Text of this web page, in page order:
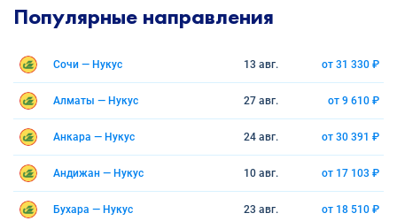
Популярные направления
Сочи — Нукус 13 авг. от 31 330 ₽
Алматы — Нукус 27 авг. от 9 610 ₽
Анкара — Нукус 24 авг. от 30 391 ₽
Андижан — Нукус 10 авг. от 17 103 ₽
Бухара — Нукус 23 авг. от 18 510 ₽